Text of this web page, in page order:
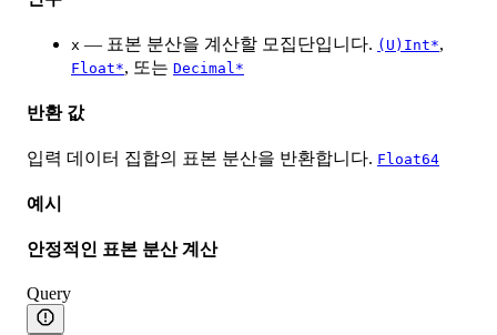
x — 표본 분산을 계산할 모집단입니다. (U)Int*,
Float*, 또는 Decimal*
반환 값
입력 데이터 집합의 표본 분산을 반환합니다. Float64
예시
안정적인 표본 분산 계산
Query